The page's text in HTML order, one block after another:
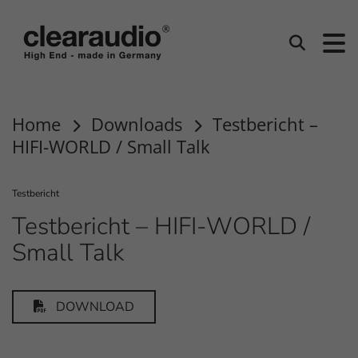
Suchen
Home Downloads
Testbericht –
HIFI-WORLD / Small Talk
Testbericht
Testbericht – HIFI-WORLD /
Small Talk
DOWNLOAD